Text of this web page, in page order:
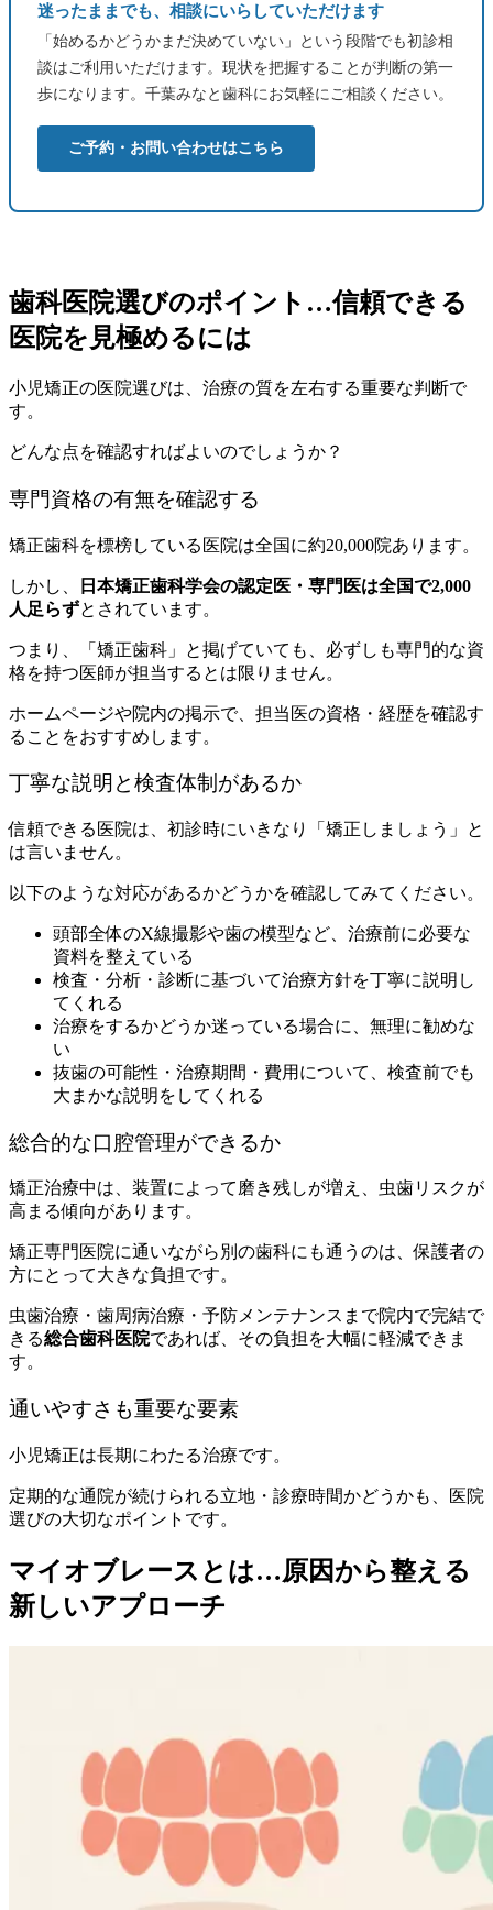
迷ったままでも、相談にいらしていただけます
「始めるかどうかまだ決めていない」という段階でも初診相
談はご利用いただけます。現状を把握することが判断の第一
歩になります。千葉みなと歯科にお気軽にご相談ください。
ご予約・お問い合わせはこちら
歯科医院選びのポイント…信頼できる
医院を見極めるには
小児矯正の医院選びは、治療の質を左右する重要な判断で
す。
どんな点を確認すればよいのでしょうか？
専門資格の有無を確認する
矯正歯科を標榜している医院は全国に約20,000院あります。
しかし、
日本矯正歯科学会の認定医・専門医は全国で2,000
人足らずとされています。
つまり、「矯正歯科」と掲げていても、必ずしも専門的な資
格を持つ医師が担当するとは限りません。
ホームページや院内の掲示で、担当医の資格・経歴を確認す
ることをおすすめします。
丁寧な説明と検査体制があるか
信頼できる医院は、初診時にいきなり「矯正しましょう」と
は言いません。
以下のような対応があるかどうかを確認してみてください。
頭部全体のX線撮影や歯の模型など、治療前に必要な
資料を整えている
検査・分析・診断に基づいて治療方針を丁寧に説明し
てくれる
治療をするかどうか迷っている場合に、無理に勧めな
い
抜歯の可能性・治療期間・費用について、検査前でも
大まかな説明をしてくれる
総合的な口腔管理ができるか
矯正治療中は、装置によって磨き残しが増え、虫歯リスクが
高まる傾向があります。
矯正専門医院に通いながら別の歯科にも通うのは、保護者の
方にとって大きな負担です。
虫歯治療・歯周病治療・予防メンテナンスまで院内で完結で
きる総合歯科医院であれば、その負担を大幅に軽減できま
す。
通いやすさも重要な要素
小児矯正は長期にわたる治療です。
定期的な通院が続けられる立地・診療時間かどうかも、医院
選びの大切なポイントです。
マイオブレースとは…原因から整える
新しいアプローチ